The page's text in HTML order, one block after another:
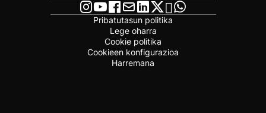
Pribatutasun politika
Lege oharra
Cookie politika
Cookieen konfigurazioa
Harremana